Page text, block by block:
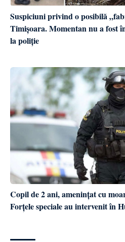
Suspiciuni privind o posibilă
Timișoara. Momentan nu a fost
la poliție
Copil de 2 ani, amenințat cu
Forțele speciale au intervenit în